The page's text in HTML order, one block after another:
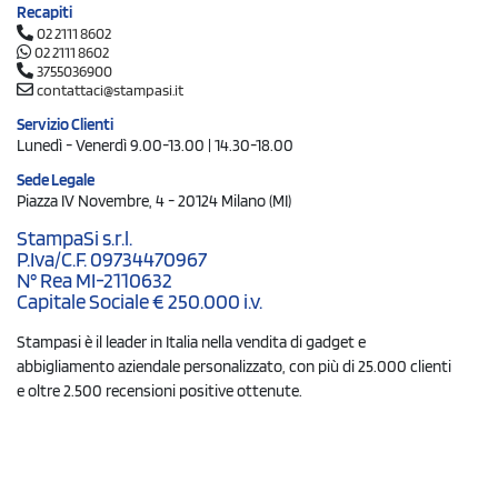
Recapiti
02 2111 8602
02 2111 8602
3755036900
contattaci@stampasi.it
Servizio Clienti
Lunedì - Venerdì 9.00-13.00 | 14.30-18.00
Sede Legale
Piazza IV Novembre, 4 - 20124 Milano (MI)
StampaSi s.r.l.
P.Iva/C.F. 09734470967
N° Rea MI-2110632
Capitale Sociale € 250.000 i.v.
Stampasi è il leader in Italia nella vendita di gadget e
abbigliamento aziendale personalizzato, con più di 25.000 clienti
e oltre 2.500 recensioni positive ottenute.